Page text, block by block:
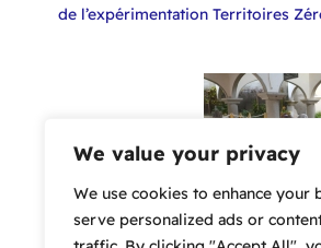
We value your privacy
We use cookies to enhance your
serve personalized ads or
de l’expérimentation Territoires